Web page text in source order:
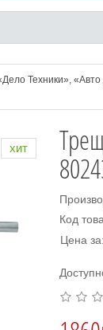
Техники»,
хит
Код
Цена